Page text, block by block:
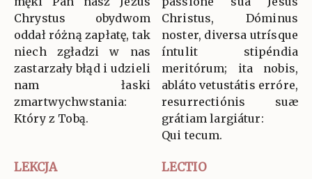
Chrystus obydwom
oddał różną zapłatę, tak
niech zgładzi w nas
zastarzały błąd i udzieli
nam łaski
zmartwychwstania:
Który z Tobą.
Christus, Dóminus
noster, diversa utrísque
íntulit stipéndia
meritórum; ita nobis,
abláto vetustátis erróre,
resurrectiónis suæ
grátiam largiátur:
Qui tecum.
LEKCJA LECTIO